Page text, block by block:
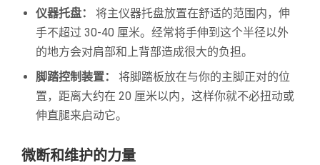
仪器托盘：
将主仪器托盘放置在舒适的范围内，伸
手不超过 30-40 厘米。经常将手伸到这个半径以外
的地方会对肩部和上背部造成很大的负担。
脚踏控制装置：
将脚踏板放在与你的主脚正对的位
置，距离大约在 20 厘米以内，这样你就不必扭动或
伸直腿来启动它。
微断和维护的力量